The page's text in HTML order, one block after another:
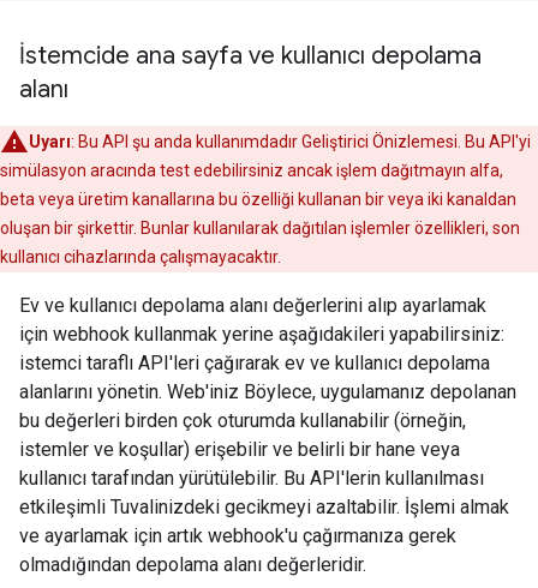
İstemcide ana sayfa ve kullanıcı depolama
alanı
Uyarı: Bu API şu anda kullanımdadır Geliştirici Önizlemesi. Bu API'yi
simülasyon aracında test edebilirsiniz ancak işlem dağıtmayın alfa,
beta veya üretim kanallarına bu özelliği kullanan bir veya iki kanaldan
oluşan bir şirkettir. Bunlar kullanılarak dağıtılan işlemler özellikleri, son
kullanıcı cihazlarında çalışmayacaktır.
Ev ve kullanıcı depolama alanı değerlerini alıp ayarlamak
için webhook kullanmak yerine aşağıdakileri yapabilirsiniz:
istemci taraflı API'leri çağırarak ev ve kullanıcı depolama
alanlarını yönetin. Web'iniz Böylece, uygulamanız depolanan
bu değerleri birden çok oturumda kullanabilir (örneğin,
istemler ve koşullar) erişebilir ve belirli bir hane veya
kullanıcı tarafından yürütülebilir. Bu API'lerin kullanılması
etkileşimli Tuvalinizdeki gecikmeyi azaltabilir. İşlemi almak
ve ayarlamak için artık webhook'u çağırmanıza gerek
olmadığından depolama alanı değerleridir.